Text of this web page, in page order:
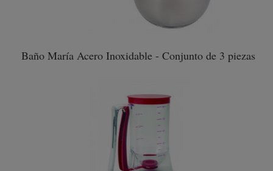
Baño María Acero Inoxidable - Conjunto de 3 piezas